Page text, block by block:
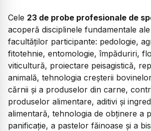
Cele 23 de probe profesionale de
acoperă disciplinele fundamentale
facultăților participante: pedologie,
fitotehnie, entomologie, împăduriri,
viticultură, proiectare peisagistică,
animală, tehnologia creșterii
cărnii și a produselor din carne,
produselor alimentare, aditivi și
alimentară, tehnologia de obținere a
panificație, a pastelor făinoase și a